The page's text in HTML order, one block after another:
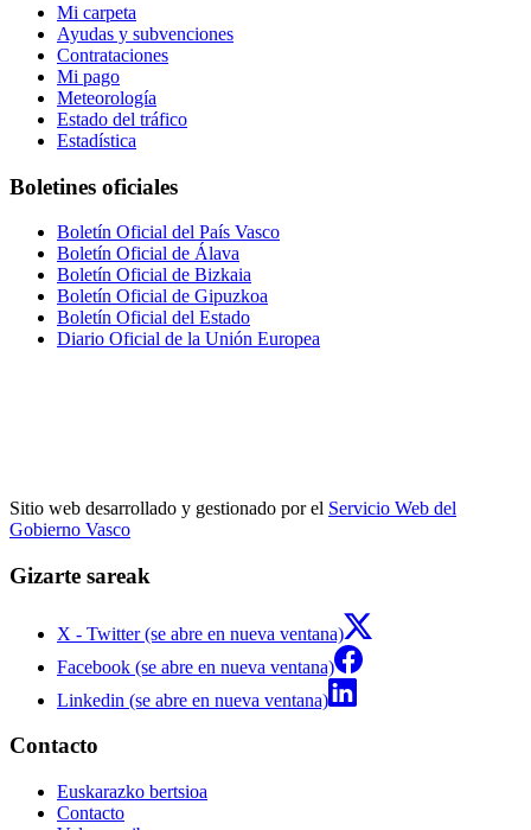
Mi carpeta
Ayudas y subvenciones
Contrataciones
Mi pago
Meteorología
Estado del tráfico
Estadística
Boletines oficiales
Boletín Oficial del País Vasco
Boletín Oficial de Álava
Boletín Oficial de Bizkaia
Boletín Oficial de Gipuzkoa
Boletín Oficial del Estado
Diario Oficial de la Unión Europea
Sitio web desarrollado y gestionado por el Servicio Web del
Gobierno Vasco
Gizarte sareak
X - Twitter (se abre en nueva ventana)
Facebook (se abre en nueva ventana)
Linkedin (se abre en nueva ventana)
Contacto
Euskarazko bertsioa
Contacto